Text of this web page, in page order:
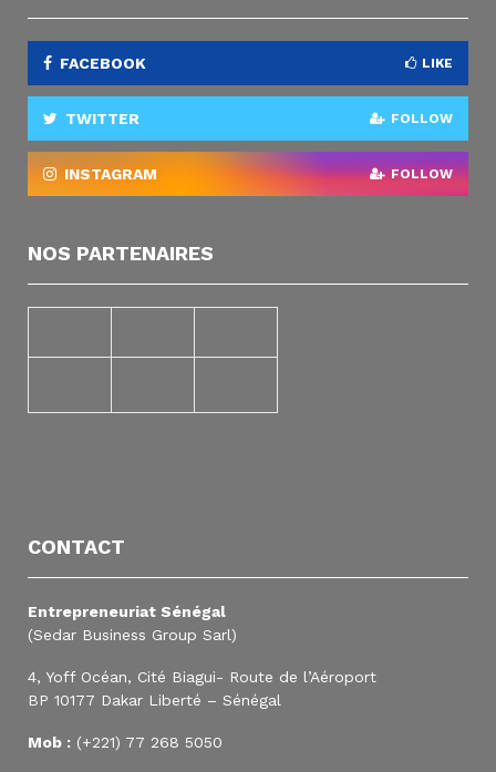
FACEBOOK LIKE
TWITTER FOLLOW
INSTAGRAM FOLLOW
NOS PARTENAIRES
CONTACT
Entrepreneuriat Sénégal
(Sedar Business Group Sarl)
4, Yoff Océan, Cité Biagui- Route de l’Aéroport
BP 10177 Dakar Liberté – Sénégal
Mob : (+221) 77 268 5050